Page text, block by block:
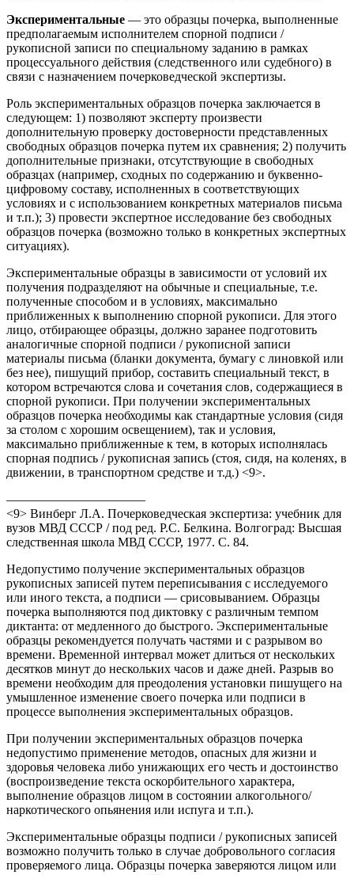
Экспериментальные — это образцы почерка, выполненные
предполагаемым исполнителем спорной подписи /
рукописной записи по специальному заданию в рамках
процессуального действия (следственного или судебного) в
связи с назначением почерковедческой экспертизы.
Роль экспериментальных образцов почерка заключается в
следующем: 1) позволяют эксперту произвести
дополнительную проверку достоверности представленных
свободных образцов почерка путем их сравнения; 2) получить
дополнительные признаки, отсутствующие в свободных
образцах (например, сходных по содержанию и буквенно-
цифровому составу, исполненных в соответствующих
условиях и с использованием конкретных материалов письма
и т.п.); 3) провести экспертное исследование без свободных
образцов почерка (возможно только в конкретных экспертных
ситуациях).
Экспериментальные образцы в зависимости от условий их
получения подразделяют на обычные и специальные, т.е.
полученные способом и в условиях, максимально
приближенных к выполнению спорной рукописи. Для этого
лицо, отбирающее образцы, должно заранее подготовить
аналогичные спорной подписи / рукописной записи
материалы письма (бланки документа, бумагу с линовкой или
без нее), пишущий прибор, составить специальный текст, в
котором встречаются слова и сочетания слов, содержащиеся в
спорной рукописи. При получении экспериментальных
образцов почерка необходимы как стандартные условия (сидя
за столом с хорошим освещением), так и условия,
максимально приближенные к тем, в которых исполнялась
спорная подпись / рукописная запись (стоя, сидя, на коленях, в
движении, в транспортном средстве и т.д.) <9>.
———————————
<9> Винберг Л.А. Почерковедческая экспертиза: учебник для
вузов МВД СССР / под ред. Р.С. Белкина. Волгоград: Высшая
следственная школа МВД СССР, 1977. С. 84.
Недопустимо получение экспериментальных образцов
рукописных записей путем переписывания с исследуемого
или иного текста, а подписи — срисовыванием. Образцы
почерка выполняются под диктовку с различным темпом
диктанта: от медленного до быстрого. Экспериментальные
образцы рекомендуется получать частями и с разрывом во
времени. Временной интервал может длиться от нескольких
десятков минут до нескольких часов и даже дней. Разрыв во
времени необходим для преодоления установки пишущего на
умышленное изменение своего почерка или подписи в
процессе выполнения экспериментальных образцов.
При получении экспериментальных образцов почерка
недопустимо применение методов, опасных для жизни и
здоровья человека либо унижающих его честь и достоинство
(воспроизведение текста оскорбительного характера,
выполнение образцов лицом в состоянии алкогольного/
наркотического опьянения или испуга и т.п.).
Экспериментальные образцы подписи / рукописных записей
возможно получить только в случае добровольного согласия
проверяемого лица. Образцы почерка заверяются лицом или